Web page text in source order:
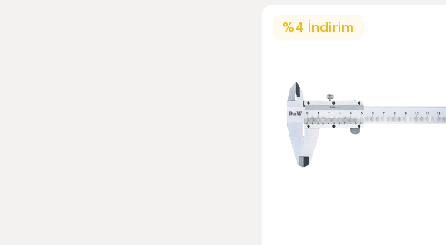
%4 İndirim